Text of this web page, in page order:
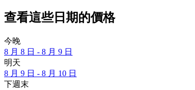
查看這些日期的價格
今晚
8 月 8 日 - 8 月 9 日
明天
8 月 9 日 - 8 月 10 日
下週末